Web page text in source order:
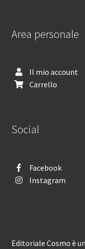
Area personale
Il mio account
Carrello
Social
Facebook
Instagram
Editoriale Cosmo è